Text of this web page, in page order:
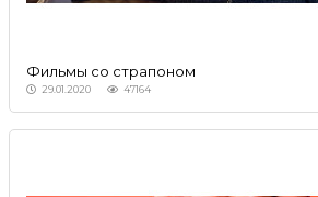
Фильмы со страпоном
29.01.2020 47164